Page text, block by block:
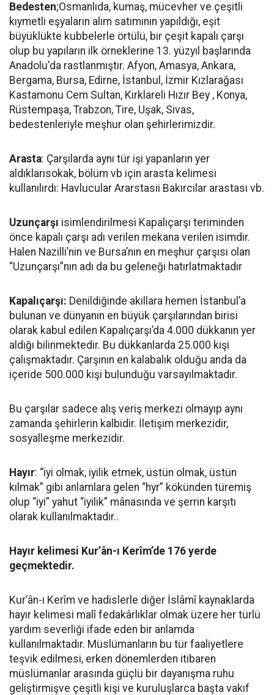
Bedesten;Osmanlıda, kumaş, mücevher ve çeşitli
kıymetli eşyaların alım satımının yapıldığı, eşit
büyüklükte kubbelerle örtülü, bir çeşit kapalı çarşı
olup bu yapıların ilk örneklerine 13. yüzyıl başlarında
Anadolu'da rastlanmıştır. Afyon, Amasya, Ankara,
Bergama, Bursa, Edirne, İstanbul, İzmir Kızlarağası
Kastamonu Cem Sultan, Kırklareli Hızır Bey , Konya,
Rüstempaşa, Trabzon, Tire, Uşak, Sivas,
bedestenleriyle meşhur olan şehirlerimizdir.
Arasta: Çarşılarda aynı tür işi yapanların yer
aldıklarısokak, bölüm vb için arasta kelimesi
kullanılırdı: Havlucular Ararstasıi Bakırcılar arastası vb.
Uzunçarşı isimlendirilmesi Kapalıçarşı teriminden
önce kapalı çarşı adı verilen mekana verilen isimdir.
Halen Nazilli’nin ve Bursa’nın en meşhur çarşısı olan
“Uzunçarşı”nın adı da bu geleneği hatırlatmaktadır
Kapalıçarşı: Denildiğinde akıllara hemen İstanbul’a
bulunan ve dünyanın en büyük çarşılarından birisi
olarak kabul edilen Kapalıçarşı’da 4.000 dükkanın yer
aldığı bilinmektedir. Bu dükkanlarda 25.000 kişi
çalışmaktadır. Çarşının en kalabalık olduğu anda da
içeride 500.000 kişi bulunduğu varsayılmaktadır.
Bu çarşılar sadece alış veriş merkezi olmayıp aynı
zamanda şehirlerin kalbidir. İletişim merkezidir,
sosyalleşme merkezidir.
Hayır: “iyi olmak, iyilik etmek, üstün olmak, üstün
kılmak” gibi anlamlara gelen “hyr” kökünden türemiş
olup “iyi” yahut “iyilik” mânasında ve şerrin karşıtı
olarak kullanılmaktadır..
Hayır kelimesi Kur’ân-ı Kerîm’de 176 yerde
geçmektedir.
Kur’ân-ı Kerîm ve hadislerle diğer İslâmî kaynaklarda
hayır kelimesi malî fedakârlıklar olmak üzere her türlü
yardım severliği ifade eden bir anlamda
kullanılmaktadır. Müslümanların bu tür faaliyetlere
teşvik edilmesi, erken dönemlerden itibaren
müslümanlar arasında güçlü bir dayanışma ruhu
geliştirmişve çeşitli kişi ve kuruluşlarca başta vakıf